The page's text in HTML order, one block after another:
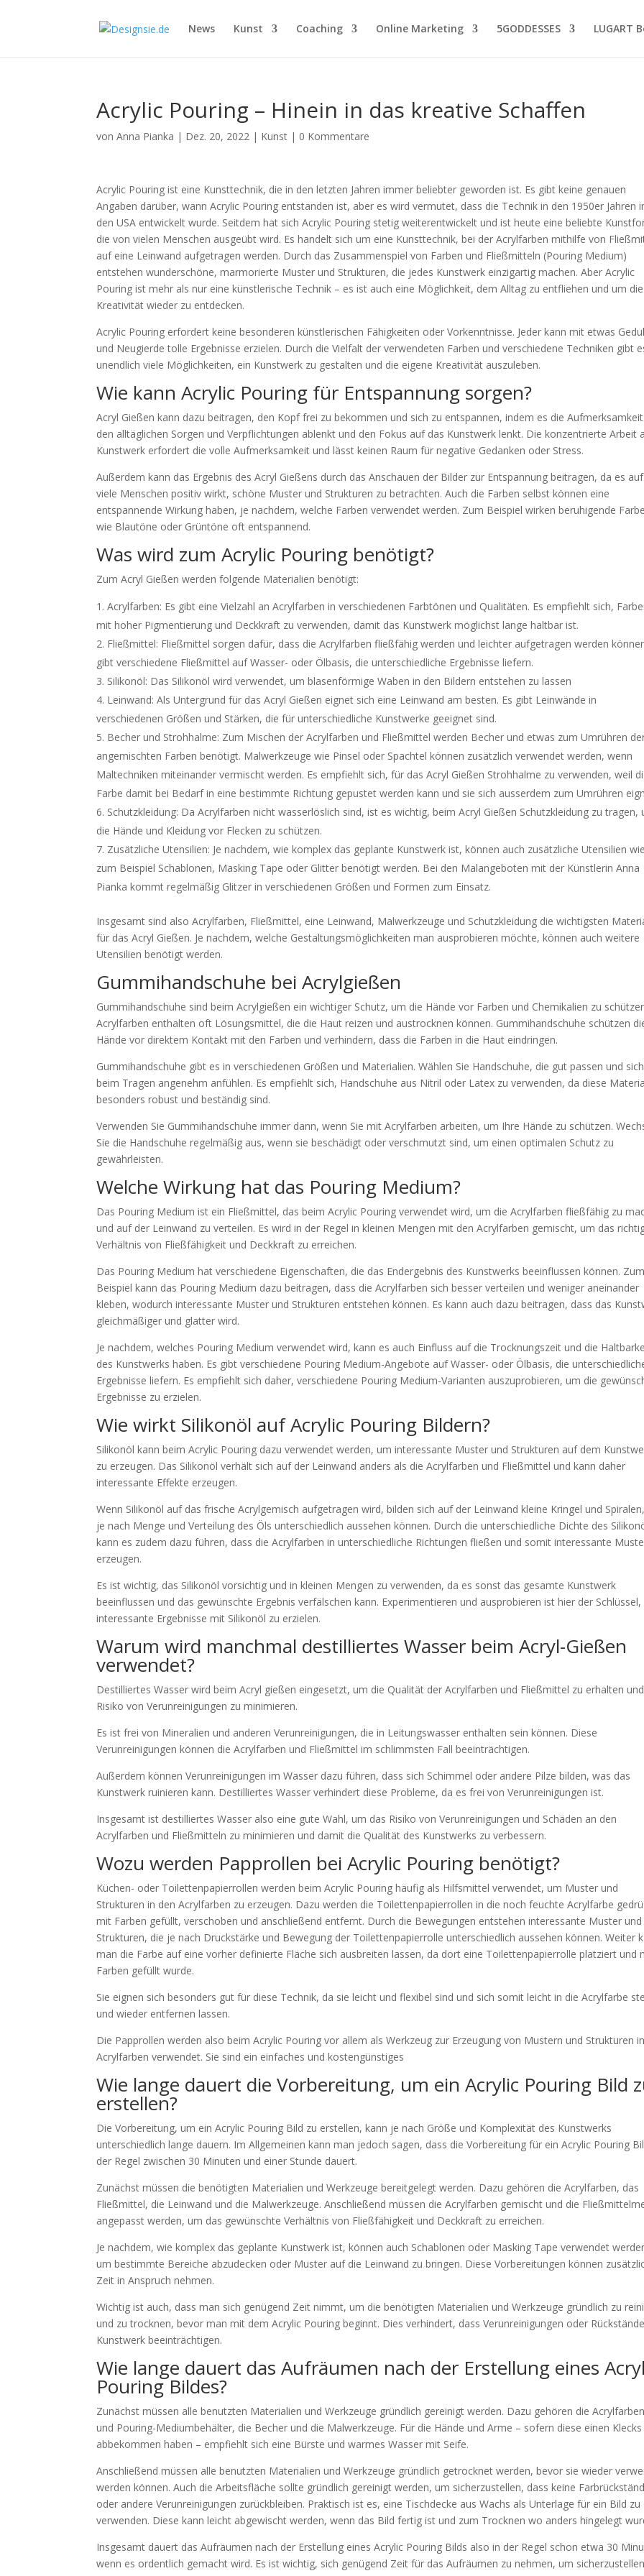
News Kunst Coaching Online Marketing 5GODDESSES LUGART
Acrylic Pouring – Hinein in das kreative Schaffen
vonAnna Pianka | Dez. 20, 2022 | Kunst | 0 Kommentare
Acrylic Pouring ist eine Kunsttechnik, die in den letzten Jahren immer beliebter geworden ist. Es gibt keine genauen
Angaben darüber, wann Acrylic Pouring entstanden ist, aber es wird vermutet, dass die Technik in den 1950er Jahren
den USA entwickelt wurde. Seitdem hat sich Acrylic Pouring stetig weiterentwickelt und ist heute eine beliebte
die von vielen Menschen ausgeübt wird. Es handelt sich um eine Kunsttechnik, bei der Acrylfarben mithilfe von
auf eine Leinwand aufgetragen werden. Durch das Zusammenspiel von Farben und Fließmitteln (Pouring Medium)
entstehen wunderschöne, marmorierte Muster und Strukturen, die jedes Kunstwerk einzigartig machen. Aber Acrylic
Pouring ist mehr als nur eine künstlerische Technik – es ist auch eine Möglichkeit, dem Alltag zu entfliehen und um die
Kreativität wieder zu entdecken.
Acrylic Pouring erfordert keine besonderen künstlerischen Fähigkeiten oder Vorkenntnisse. Jeder kann mit etwas
und Neugierde tolle Ergebnisse erzielen. Durch die Vielfalt der verwendeten Farben und verschiedene Techniken gibt
unendlich viele Möglichkeiten, ein Kunstwerk zu gestalten und die eigene Kreativität auszuleben.
Wie kann Acrylic Pouring für Entspannung sorgen?
Acryl Gießen kann dazu beitragen, den Kopf frei zu bekommen und sich zu entspannen, indem es die
den alltäglichen Sorgen und Verpflichtungen ablenkt und den Fokus auf das Kunstwerk lenkt. Die konzentrierte Arbeit
Kunstwerk erfordert die volle Aufmerksamkeit und lässt keinen Raum für negative Gedanken oder Stress.
Außerdem kann das Ergebnis des Acryl Gießens durch das Anschauen der Bilder zur Entspannung beitragen, da es auf
viele Menschen positiv wirkt, schöne Muster und Strukturen zu betrachten. Auch die Farben selbst können eine
entspannende Wirkung haben, je nachdem, welche Farben verwendet werden. Zum Beispiel wirken beruhigende
wie Blautöne oder Grüntöne oft entspannend.
Was wird zum Acrylic Pouring benötigt?
Zum Acryl Gießen werden folgende Materialien benötigt:
Acrylfarben: Es gibt eine Vielzahl an Acrylfarben in verschiedenen Farbtönen und Qualitäten. Es empfiehlt sich,
mit hoher Pigmentierung und Deckkraft zu verwenden, damit das Kunstwerk möglichst lange haltbar ist.
Fließmittel: Fließmittel sorgen dafür, dass die Acrylfarben fließfähig werden und leichter aufgetragen werden
gibt verschiedene Fließmittel auf Wasser- oder Ölbasis, die unterschiedliche Ergebnisse liefern.
Silikonöl: Das Silikonöl wird verwendet, um blasenförmige Waben in den Bildern entstehen zu lassen
Leinwand: Als Untergrund für das Acryl Gießen eignet sich eine Leinwand am besten. Es gibt Leinwände in
verschiedenen Größen und Stärken, die für unterschiedliche Kunstwerke geeignet sind.
Becher und Strohhalme: Zum Mischen der Acrylfarben und Fließmittel werden Becher und etwas zum Umrühren
angemischten Farben benötigt. Malwerkzeuge wie Pinsel oder Spachtel können zusätzlich verwendet werden, wenn
Maltechniken miteinander vermischt werden. Es empfiehlt sich, für das Acryl Gießen Strohhalme zu verwenden, weil
Farbe damit bei Bedarf in eine bestimmte Richtung gepustet werden kann und sie sich ausserdem zum Umrühren
Schutzkleidung: Da Acrylfarben nicht wasserlöslich sind, ist es wichtig, beim Acryl Gießen Schutzkleidung zu tragen,
die Hände und Kleidung vor Flecken zu schützen.
Zusätzliche Utensilien: Je nachdem, wie komplex das geplante Kunstwerk ist, können auch zusätzliche Utensilien wie
zum Beispiel Schablonen, Masking Tape oder Glitter benötigt werden. Bei den Malangeboten mit der Künstlerin Anna
Pianka kommt regelmäßig Glitzer in verschiedenen Größen und Formen zum Einsatz.
Insgesamt sind also Acrylfarben, Fließmittel, eine Leinwand, Malwerkzeuge und Schutzkleidung die wichtigsten
für das Acryl Gießen. Je nachdem, welche Gestaltungsmöglichkeiten man ausprobieren möchte, können auch weitere
Utensilien benötigt werden.
Gummihandschuhe bei Acrylgießen
Gummihandschuhe sind beim Acrylgießen ein wichtiger Schutz, um die Hände vor Farben und Chemikalien zu
Acrylfarben enthalten oft Lösungsmittel, die die Haut reizen und austrocknen können. Gummihandschuhe schützen
Hände vor direktem Kontakt mit den Farben und verhindern, dass die Farben in die Haut eindringen.
Gummihandschuhe gibt es in verschiedenen Größen und Materialien. Wählen Sie Handschuhe, die gut passen und sich
beim Tragen angenehm anfühlen. Es empfiehlt sich, Handschuhe aus Nitril oder Latex zu verwenden, da diese
besonders robust und beständig sind.
Verwenden Sie Gummihandschuhe immer dann, wenn Sie mit Acrylfarben arbeiten, um Ihre Hände zu schützen.
Sie die Handschuhe regelmäßig aus, wenn sie beschädigt oder verschmutzt sind, um einen optimalen Schutz zu
gewährleisten.
Welche Wirkung hat das Pouring Medium?
Das Pouring Medium ist ein Fließmittel, das beim Acrylic Pouring verwendet wird, um die Acrylfarben fließfähig zu
und auf der Leinwand zu verteilen. Es wird in der Regel in kleinen Mengen mit den Acrylfarben gemischt, um das
Verhältnis von Fließfähigkeit und Deckkraft zu erreichen.
Das Pouring Medium hat verschiedene Eigenschaften, die das Endergebnis des Kunstwerks beeinflussen können. Zum
Beispiel kann das Pouring Medium dazu beitragen, dass die Acrylfarben sich besser verteilen und weniger aneinander
kleben, wodurch interessante Muster und Strukturen entstehen können. Es kann auch dazu beitragen, dass das
gleichmäßiger und glatter wird.
Je nachdem, welches Pouring Medium verwendet wird, kann es auch Einfluss auf die Trocknungszeit und die
des Kunstwerks haben. Es gibt verschiedene Pouring Medium-Angebote auf Wasser- oder Ölbasis, die
Ergebnisse liefern. Es empfiehlt sich daher, verschiedene Pouring Medium-Varianten auszuprobieren, um die
Ergebnisse zu erzielen.
Wie wirkt Silikonöl auf Acrylic Pouring Bildern?
Silikonöl kann beim Acrylic Pouring dazu verwendet werden, um interessante Muster und Strukturen auf dem
zu erzeugen. Das Silikonöl verhält sich auf der Leinwand anders als die Acrylfarben und Fließmittel und kann daher
interessante Effekte erzeugen.
Wenn Silikonöl auf das frische Acrylgemisch aufgetragen wird, bilden sich auf der Leinwand kleine Kringel und
je nach Menge und Verteilung des Öls unterschiedlich aussehen können. Durch die unterschiedliche Dichte des
kann es zudem dazu führen, dass die Acrylfarben in unterschiedliche Richtungen fließen und somit interessante
erzeugen.
Es ist wichtig, das Silikonöl vorsichtig und in kleinen Mengen zu verwenden, da es sonst das gesamte Kunstwerk
beeinflussen und das gewünschte Ergebnis verfälschen kann. Experimentieren und ausprobieren ist hier der Schlüssel,
interessante Ergebnisse mit Silikonöl zu erzielen.
Warum wird manchmal destilliertes Wasser beim Acryl-Gießen
verwendet?
Destilliertes Wasser wird beim Acryl gießen eingesetzt, um die Qualität der Acrylfarben und Fließmittel zu erhalten
Risiko von Verunreinigungen zu minimieren.
Es ist frei von Mineralien und anderen Verunreinigungen, die in Leitungswasser enthalten sein können. Diese
Verunreinigungen können die Acrylfarben und Fließmittel im schlimmsten Fall beeinträchtigen.
Außerdem können Verunreinigungen im Wasser dazu führen, dass sich Schimmel oder andere Pilze bilden, was das
Kunstwerk ruinieren kann. Destilliertes Wasser verhindert diese Probleme, da es frei von Verunreinigungen ist.
Insgesamt ist destilliertes Wasser also eine gute Wahl, um das Risiko von Verunreinigungen und Schäden an den
Acrylfarben und Fließmitteln zu minimieren und damit die Qualität des Kunstwerks zu verbessern.
Wozu werden Papprollen bei Acrylic Pouring benötigt?
Küchen- oder Toilettenpapierrollen werden beim Acrylic Pouring häufig als Hilfsmittel verwendet, um Muster und
Strukturen in den Acrylfarben zu erzeugen. Dazu werden die Toilettenpapierrollen in die noch feuchte Acrylfarbe
mit Farben gefüllt, verschoben und anschließend entfernt. Durch die Bewegungen entstehen interessante Muster und
Strukturen, die je nach Druckstärke und Bewegung der Toilettenpapierrolle unterschiedlich aussehen können. Weiter
man die Farbe auf eine vorher definierte Fläche sich ausbreiten lassen, da dort eine Toilettenpapierrolle platziert und
Farben gefüllt wurde.
Sie eignen sich besonders gut für diese Technik, da sie leicht und flexibel sind und sich somit leicht in die Acrylfarbe
und wieder entfernen lassen.
Die Papprollen werden also beim Acrylic Pouring vor allem als Werkzeug zur Erzeugung von Mustern und Strukturen
Acrylfarben verwendet. Sie sind ein einfaches und kostengünstiges
Wie lange dauert die Vorbereitung, um ein Acrylic Pouring Bild
erstellen?
Die Vorbereitung, um ein Acrylic Pouring Bild zu erstellen, kann je nach Größe und Komplexität des Kunstwerks
unterschiedlich lange dauern. Im Allgemeinen kann man jedoch sagen, dass die Vorbereitung für ein Acrylic Pouring
der Regel zwischen 30 Minuten und einer Stunde dauert.
Zunächst müssen die benötigten Materialien und Werkzeuge bereitgelegt werden. Dazu gehören die Acrylfarben, das
Fließmittel, die Leinwand und die Malwerkzeuge. Anschließend müssen die Acrylfarben gemischt und die
angepasst werden, um das gewünschte Verhältnis von Fließfähigkeit und Deckkraft zu erreichen.
Je nachdem, wie komplex das geplante Kunstwerk ist, können auch Schablonen oder Masking Tape verwendet
um bestimmte Bereiche abzudecken oder Muster auf die Leinwand zu bringen. Diese Vorbereitungen können
Zeit in Anspruch nehmen.
Wichtig ist auch, dass man sich genügend Zeit nimmt, um die benötigten Materialien und Werkzeuge gründlich zu
und zu trocknen, bevor man mit dem Acrylic Pouring beginnt. Dies verhindert, dass Verunreinigungen oder
Kunstwerk beeinträchtigen.
Wie lange dauert das Aufräumen nach der Erstellung eines
Pouring Bildes?
Zunächst müssen alle benutzten Materialien und Werkzeuge gründlich gereinigt werden. Dazu gehören die
und Pouring-Mediumbehälter, die Becher und die Malwerkzeuge. Für die Hände und Arme – sofern diese einen Klecks
abbekommen haben – empfiehlt sich eine Bürste und warmes Wasser mit Seife.
Anschließend müssen alle benutzten Materialien und Werkzeuge gründlich getrocknet werden, bevor sie wieder
werden können. Auch die Arbeitsfläche sollte gründlich gereinigt werden, um sicherzustellen, dass keine
oder andere Verunreinigungen zurückbleiben. Praktisch ist es, eine Tischdecke aus Wachs als Unterlage für ein Bild zu
verwenden. Diese kann leicht abgewischt werden, wenn das Bild fertig ist und zum Trocknen wo anders hingelegt
Insgesamt dauert das Aufräumen nach der Erstellung eines Acrylic Pouring Bilds also in der Regel schon etwa 30
wenn es ordentlich gemacht wird. Es ist wichtig, sich genügend Zeit für das Aufräumen zu nehmen, um